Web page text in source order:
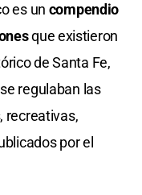
es un compendio
que existieron
de Santa Fe,
regulaban las
recreativas,
por el